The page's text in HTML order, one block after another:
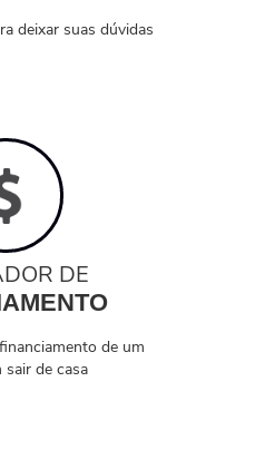
deixar suas dúvidas
DE
de um
sair de casa